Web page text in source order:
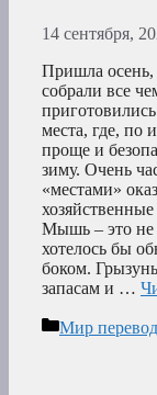
14 сентября,
Пришла
собрали все
места, где, по
проще и
зиму. Очень
«местами»
Мышь – это не
хотелось бы
боком.
запасам и …
Рубрики
Мир